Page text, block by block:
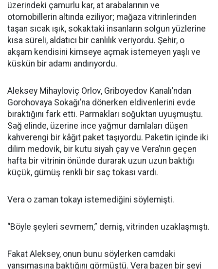
üzerindeki çamurlu kar, at arabalarının ve
otomobillerin altında eziliyor; mağaza vitrinlerinden
taşan sıcak ışık, sokaktaki insanların solgun yüzlerine
kısa süreli, aldatıcı bir canlılık veriyordu. Şehir, o
akşam kendisini kimseye açmak istemeyen yaşlı ve
küskün bir adamı andırıyordu.
Aleksey Mihayloviç Orlov, Griboyedov Kanalı’ndan
Gorohovaya Sokağı’na dönerken eldivenlerini evde
bıraktığını fark etti. Parmakları soğuktan uyuşmuştu.
Sağ elinde, üzerine ince yağmur damlaları düşen
kahverengi bir kâğıt paket taşıyordu. Paketin içinde iki
dilim medovik, bir kutu siyah çay ve Vera’nın geçen
hafta bir vitrinin önünde durarak uzun uzun baktığı
küçük, gümüş renkli bir saç tokası vardı.
Vera o zaman tokayı istemediğini söylemişti.
“Böyle şeyleri sevmem,” demiş, vitrinden uzaklaşmıştı.
Fakat Aleksey, onun bunu söylerken camdaki
yansımasına baktığını görmüştü. Vera bazen bir şeyi